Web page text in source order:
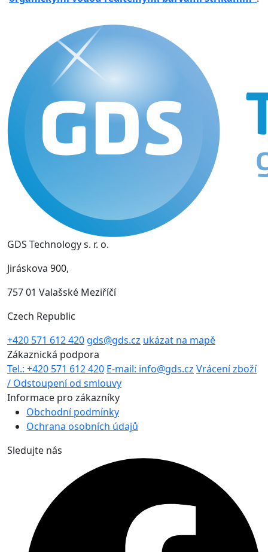
GDS Technology s. r. o.
Jiráskova 900,
757 01 Valašské Meziříčí
Czech Republic
+420 571 612 420 gds@gds.cz ukázat na mapě
Zákaznická podpora
Tel.: +420 571 612 420 E-mail: info@gds.cz Vrácení zboží
/ Odstoupení od smlouvy
Informace pro zákazníky
Obchodní podmínky
Ochrana osobních údajů
Sledujte nás